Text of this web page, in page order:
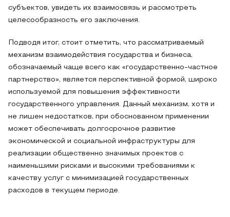
субъектов, увидеть их взаимосвязь и рассмотреть
целесообразность его заключения.
Подводя итог, стоит отметить, что рассматриваемый
механизм взаимодействия государства и бизнеса,
обозначаемый чаще всего как «государственно-частное
партнерство», является перспективной формой, широко
используемой для повышения эффективности
государственного управления. Данный механизм, хотя и
не лишен недостатков, при обоснованном применении
может обеспечивать долгосрочное развитие
экономической и социальной инфраструктуры для
реализации общественно значимых проектов с
наименьшими рисками и высокими требованиями к
качеству услуг с минимизацией государственных
расходов в текущем периоде.